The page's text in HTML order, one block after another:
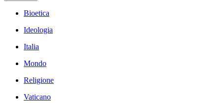
Bioetica
Ideologia
Italia
Mondo
Religione
Vaticano